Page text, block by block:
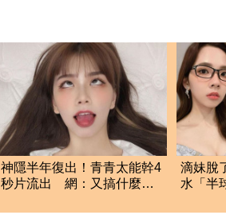
神隱半年復出！青青太能幹4
秒片流出 網：又搞什麼投
滴妹脫
水「半